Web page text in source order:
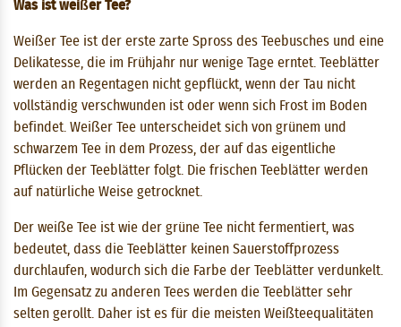
Was ist weißer Tee?
Weißer Tee ist der erste zarte Spross des Teebusches und eine
Delikatesse, die im Frühjahr nur wenige Tage erntet. Teeblätter
werden an Regentagen nicht gepflückt, wenn der Tau nicht
vollständig verschwunden ist oder wenn sich Frost im Boden
befindet. Weißer Tee unterscheidet sich von grünem und
schwarzem Tee in dem Prozess, der auf das eigentliche
Pflücken der Teeblätter folgt. Die frischen Teeblätter werden
auf natürliche Weise getrocknet.
Der weiße Tee ist wie der grüne Tee nicht fermentiert, was
bedeutet, dass die Teeblätter keinen Sauerstoffprozess
durchlaufen, wodurch sich die Farbe der Teeblätter verdunkelt.
Im Gegensatz zu anderen Tees werden die Teeblätter sehr
selten gerollt. Daher ist es für die meisten Weißteequalitäten